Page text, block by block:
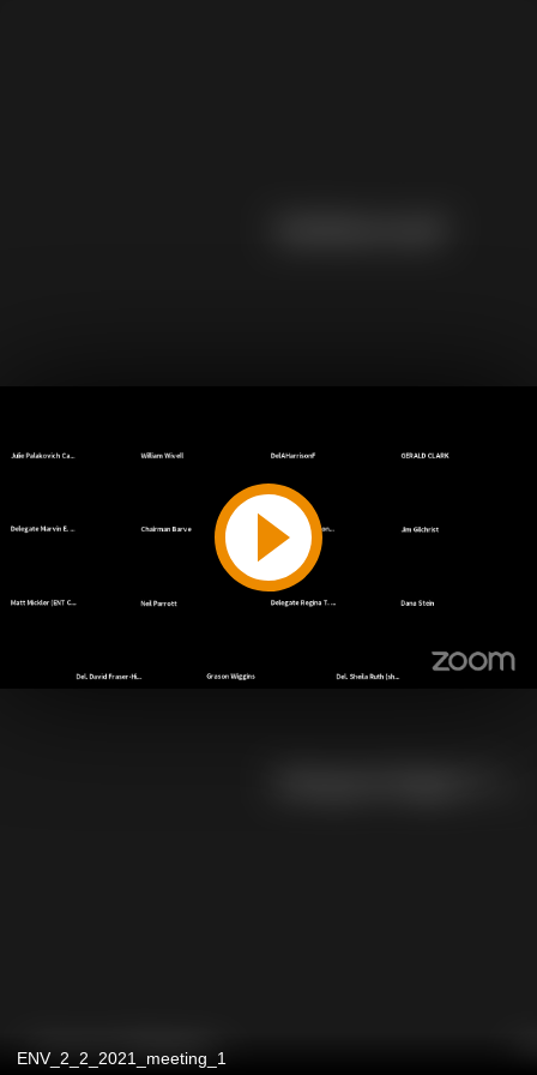
Play
Video
ENV_2_2_2021_meeting_1